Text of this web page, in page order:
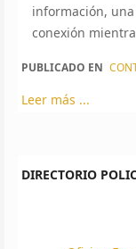
información,
conexión
PUBLICADO EN
Leer más ...
DIRECTORIO